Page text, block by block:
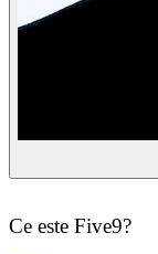
Ce este Five9?